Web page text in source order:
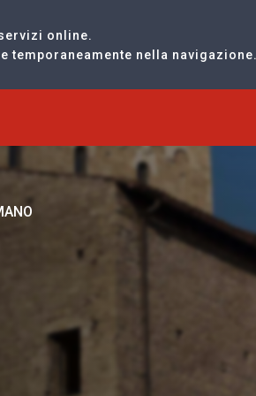
online.
nella navigazione.